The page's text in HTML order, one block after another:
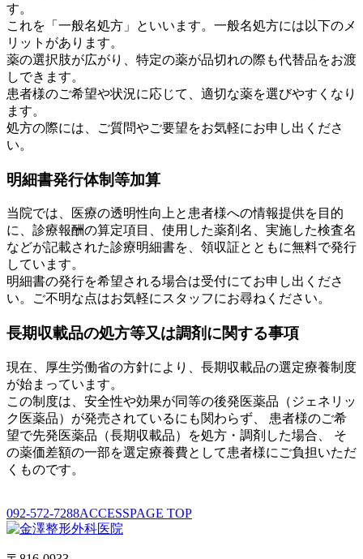
す。
これを「一般名処方」といいます。一般名処方には以下のメ
リットがあります。
薬の選択肢が広がり、特定の薬が品切れの際も代替品をお渡
しできます。
患者様のご希望や状況に応じて、適切な薬を選びやすくなり
ます。
処方の際には、ご質問やご要望をお気軽にお申し出くださ
い。
明細書発行体制等加算
当院では、医療の透明性向上と患者様への情報提供を目的
に、診療報酬の算定項目、使用した薬剤名、実施した検査名
などが記載された診療明細書を、領収証とともに無料で発行
しています。
明細書の発行を希望される場合は受付にてお申し出くださ
い。ご不明な点はお気軽にスタッフにお尋ねください。
長期収載品の処方等又は調剤に関する事項
現在、厚生労働省の方針により、長期収載品の選定療養制度
が始まっています。
この制度は、安全性や効果が同等の後発医薬品（ジェネリッ
ク医薬品）が発売されているにも関わらず、 患者様のご希
望で先発医薬品（長期収載品）を処方・調剤した場合、 そ
の薬価差額の一部を選定療養費として患者様にご負担いただ
くものです。
092-572-7288ACCESSPAGE TOP